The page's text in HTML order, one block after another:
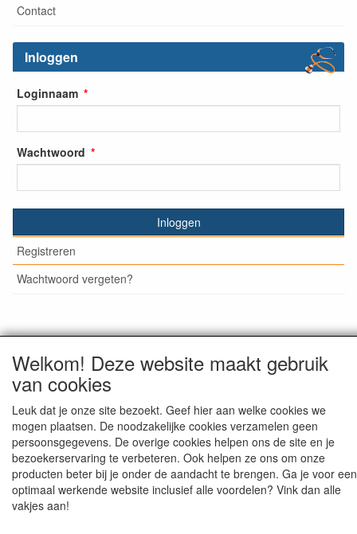
Contact
Inloggen
Loginnaam
Wachtwoord
Inloggen
Registreren
Wachtwoord vergeten?
© Medisan Trading | Alblasserdam. Alle genoemde prijzen
zijn inclusief BTW en exclusiefverzendkosten, tenzij anders
staat aangegeven.
Welkom! Deze website maakt gebruik
van cookies
Leuk dat je onze site bezoekt. Geef hier aan welke cookies we
mogen plaatsen. De noodzakelijke cookies verzamelen geen
persoonsgegevens. De overige cookies helpen ons de site en je
bezoekerservaring te verbeteren. Ook helpen ze ons om onze
producten beter bij je onder de aandacht te brengen. Ga je voor een
optimaal werkende website inclusief alle voordelen? Vink dan alle
vakjes aan!